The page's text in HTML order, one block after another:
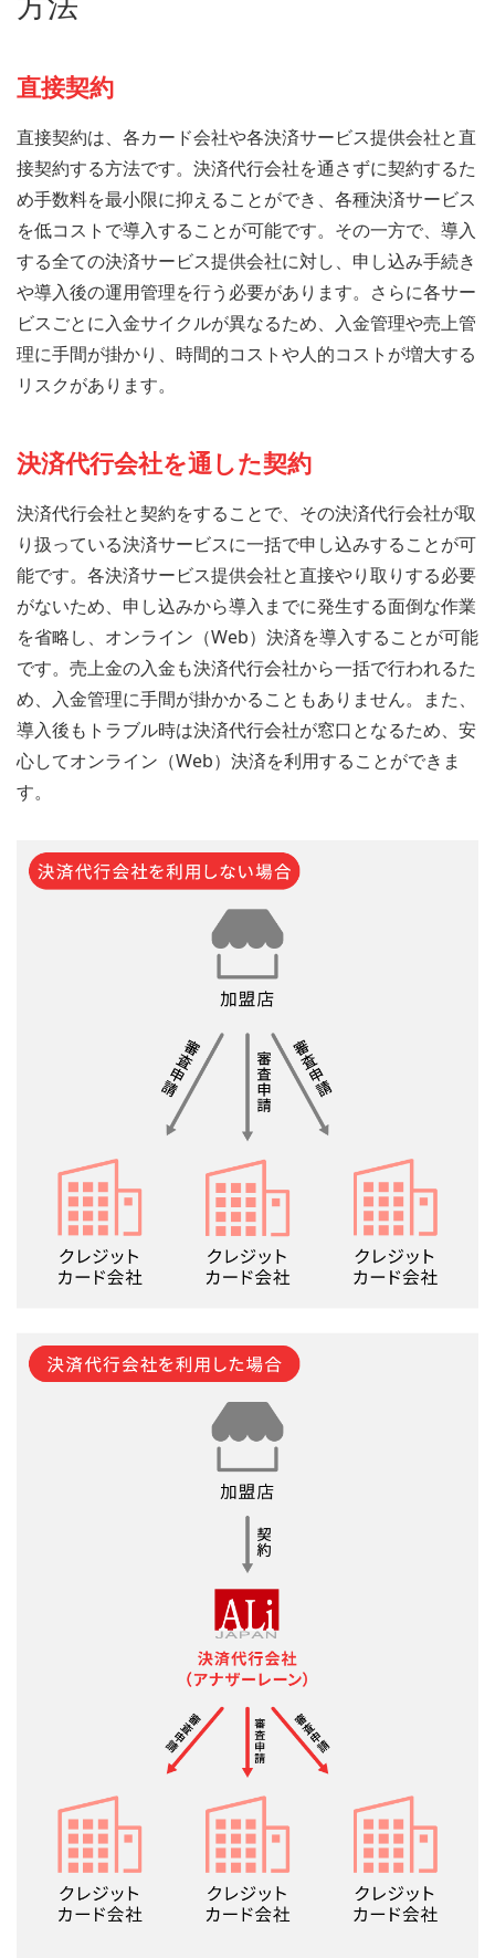
直接契約
直接契約は、各カード会社や各決済サービス提供会社と直
接契約する方法です。決済代行会社を通さずに契約するた
め手数料を最小限に抑えることができ、各種決済サービス
を低コストで導入することが可能です。その一方で、導入
する全ての決済サービス提供会社に対し、申し込み手続き
や導入後の運用管理を行う必要があります。さらに各サー
ビスごとに入金サイクルが異なるため、入金管理や売上管
理に手間が掛かり、時間的コストや人的コストが増大する
リスクがあります。
決済代行会社を通した契約
決済代行会社と契約をすることで、その決済代行会社が取
り扱っている決済サービスに一括で申し込みすることが可
能です。各決済サービス提供会社と直接やり取りする必要
がないため、申し込みから導入までに発生する面倒な作業
を省略し、オンライン（Web）決済を導入することが可能
です。売上金の入金も決済代行会社から一括で行われるた
め、入金管理に手間が掛かかることもありません。また、
導入後もトラブル時は決済代行会社が窓口となるため、安
心してオンライン（Web）決済を利用することができま
す。